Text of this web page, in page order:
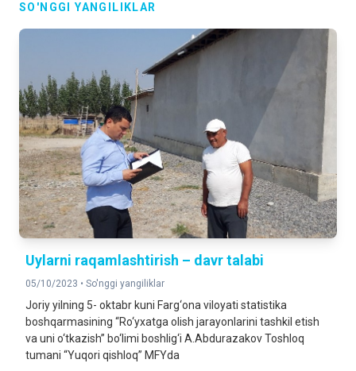
SO'NGGI YANGILIKLAR
Uylarni raqamlashtirish – davr talabi
05/10/2023 • So'nggi yangiliklar
Joriy yilning 5- oktabr kuni Farg‘ona viloyati statistika
boshqarmasining “Ro‘yxatga olish jarayonlarini tashkil etish
va uni o‘tkazish” bo‘limi boshlig‘i A.Abdurazakov Toshloq
tumani “Yuqori qishloq” MFYda